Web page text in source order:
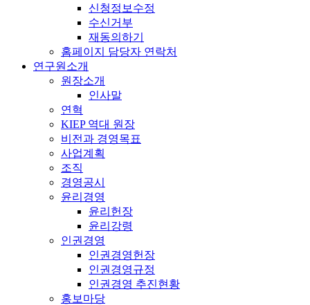
신청정보수정
수신거부
재동의하기
홈페이지 담당자 연락처
연구원소개
원장소개
인사말
연혁
KIEP 역대 원장
비전과 경영목표
사업계획
조직
경영공시
윤리경영
윤리헌장
윤리강령
인권경영
인권경영헌장
인권경영규정
인권경영 추진현황
홍보마당